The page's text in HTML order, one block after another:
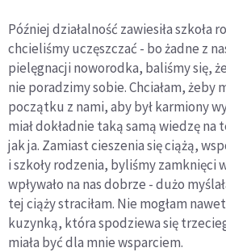
Później działalność zawiesiła szkoła
chcieliśmy uczęszczać - bo żadne z
pielęgnacji noworodka, baliśmy się,
nie poradzimy sobie. Chciałam, żeby
początku z nami, aby był karmiony
miał dokładnie taką samą wiedzę
jak ja. Zamiast cieszenia się ciążą,
i szkoły rodzenia, byliśmy zamknięci
wpływało na nas dobrze - dużo
tej ciąży straciłam. Nie mogłam
kuzynką, która spodziewa się
miała być dla mnie wsparciem.